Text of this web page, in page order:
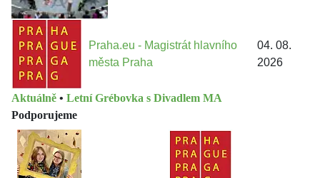
Praha.eu - Magistrát hlavního
města Praha
04. 08.
2026
Aktuálně • Letní Grébovka s Divadlem MA
Podporujeme